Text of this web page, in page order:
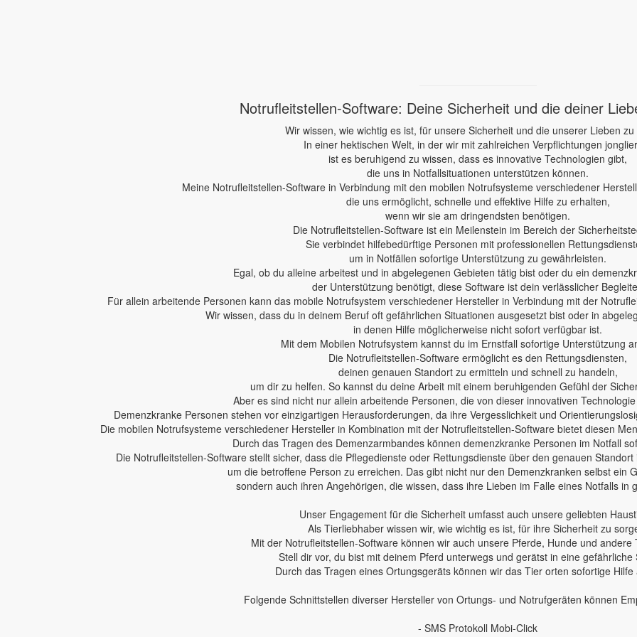
Notrufleitstellen-Software: Deine Sicherheit und die deiner
Wir wissen, wie wichtig es ist, für unsere Sicherheit und die unserer Lieben
In einer hektischen Welt, in der wir mit zahlreichen Verpflichtungen
ist es beruhigend zu wissen, dass es innovative Technologien gibt,
die uns in Notfallsituationen unterstützen können.
Meine Notrufleitstellen-Software in Verbindung mit den mobilen Notrufsysteme verschiedener
die uns ermöglicht, schnelle und effektive Hilfe zu erhalten,
wenn wir sie am dringendsten benötigen.
Die Notrufleitstellen-Software ist ein Meilenstein im Bereich der
Sie verbindet hilfebedürftige Personen mit professionellen
um in Notfällen sofortige Unterstützung zu gewährleisten.
Egal, ob du alleine arbeitest und in abgelegenen Gebieten tätig bist oder du ein
der Unterstützung benötigt, diese Software ist dein verlässlicher
Für allein arbeitende Personen kann das mobile Notrufsystem verschiedener Hersteller in Verbindung mit der
Wir wissen, dass du in deinem Beruf oft gefährlichen Situationen ausgesetzt bist oder in
in denen Hilfe möglicherweise nicht sofort verfügbar ist.
Mit dem Mobilen Notrufsystem kannst du im Ernstfall sofortige Unterstützung
Die Notrufleitstellen-Software ermöglicht es den Rettungsdiensten,
deinen genauen Standort zu ermitteln und schnell zu handeln,
um dir zu helfen. So kannst du deine Arbeit mit einem beruhigenden Gefühl der
Aber es sind nicht nur allein arbeitende Personen, die von dieser innovativen
Demenzkranke Personen stehen vor einzigartigen Herausforderungen, da ihre Vergesslichkeit und
Die mobilen Notrufsysteme verschiedener Hersteller in Kombination mit der Notrufleitstellen-Software bietet diesen
Durch das Tragen des Demenzarmbandes können demenzkranke Personen im Notfall
Die Notrufleitstellen-Software stellt sicher, dass die Pflegedienste oder Rettungsdienste über den genauen
um die betroffene Person zu erreichen. Das gibt nicht nur den Demenzkranken selbst ein
sondern auch ihren Angehörigen, die wissen, dass ihre Lieben im Falle eines Notfalls in
Unser Engagement für die Sicherheit umfasst auch unsere geliebten
Als Tierliebhaber wissen wir, wie wichtig es ist, für ihre Sicherheit zu
Mit der Notrufleitstellen-Software können wir auch unsere Pferde, Hunde und andere
Stell dir vor, du bist mit deinem Pferd unterwegs und gerätst in eine gefährliche
Durch das Tragen eines Ortungsgeräts können wir das Tier orten sofortige
Folgende Schnittstellen diverser Hersteller von Ortungs- und Notrufgeräten können
- SMS Protokoll Mobi-Click